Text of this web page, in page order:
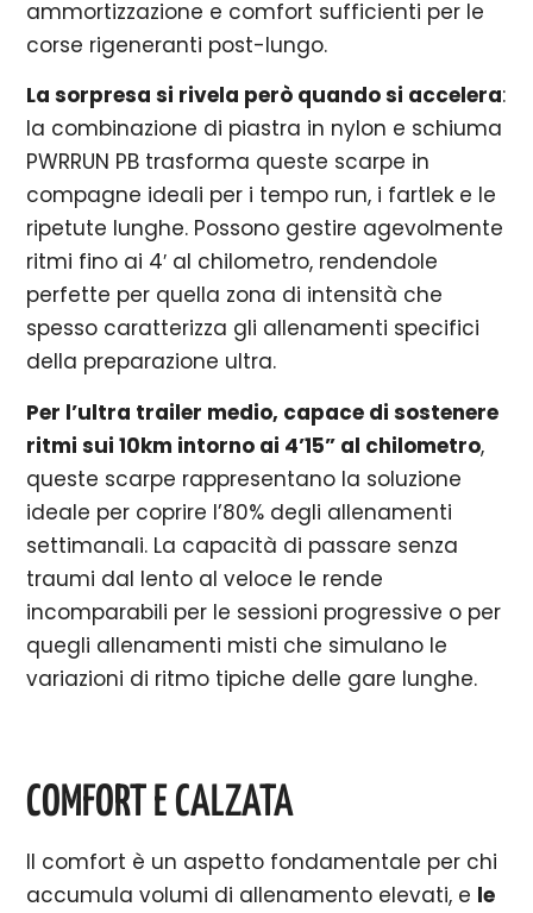
ammortizzazione e comfort sufficienti per le
corse rigeneranti post-lungo.
Lasorpresasi rivela però quando si accelera:
la combinazione di piastra in nylon e schiuma
PWRRUN PB trasforma queste scarpe in
compagne ideali per i tempo run, i fartlek e le
ripetute lunghe. Possono gestire agevolmente
ritmi fino ai 4′ al chilometro, rendendole
perfette per quella zona di intensità che
spesso caratterizza gli allenamenti specifici
della preparazione ultra.
Per l’ultra trailer medio, capace di sostenere
ritmi sui 10km intorno ai 4’15” al chilometro,
queste scarpe rappresentano la soluzione
ideale per coprire l’80% degli allenamenti
settimanali. La capacità di passare senza
traumi dal lento al veloce le rende
incomparabili per le sessioni progressive o per
quegli allenamenti misti che simulano le
variazioni di ritmo tipiche delle gare lunghe.
COMFORT E CALZATA
Il comfort è un aspetto fondamentale per chi
accumula volumi di allenamento elevati, e le